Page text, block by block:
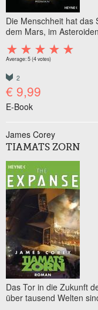
Die Menschheit hat das
dem Mars, im
Average:5(4votes)
2
€ 9,99
E-Book
James Corey
TIAMATS ZORN
Das Tor in die Zukunft
über tausend Welten